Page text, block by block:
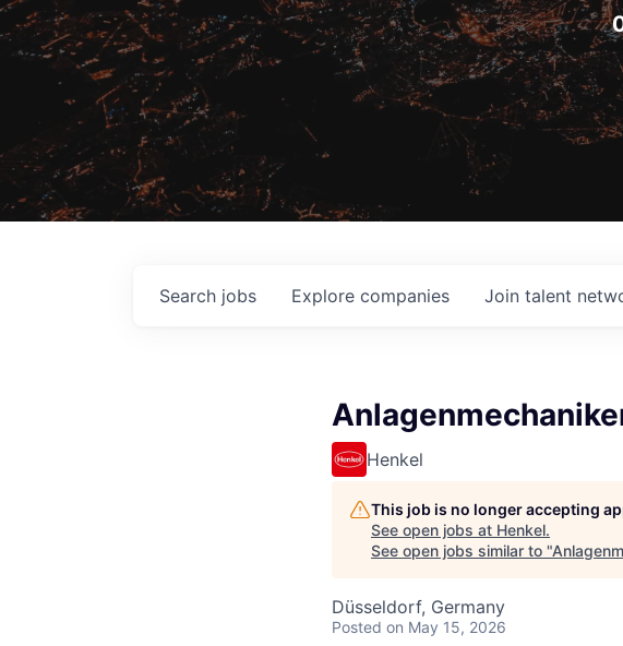
Search jobs Explore companies Join talent
Henkel
This job is no longer accepting
See open jobs at Henkel.
See open jobs similar to "
Düsseldorf, Germany
Posted on May 15, 2026